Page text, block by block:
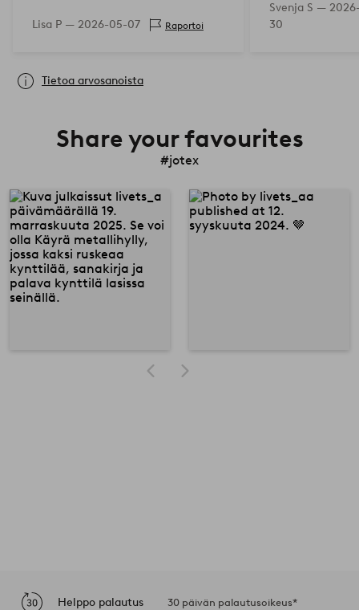
Lisa P — 2026-05-07 Raportoi
Svenja S —
30
Tietoa arvosanoista
Share your favourites
#jotex
Helppo palautus 30 päivän palautusoikeus*